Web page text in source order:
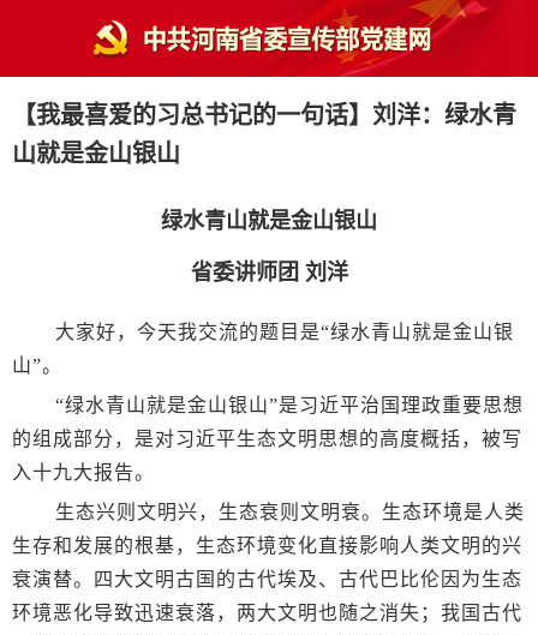
【我最喜爱的习总书记的一句话】刘洋：绿水青
山就是金山银山
绿水青山就是金山银山
省委讲师团 刘洋
大家好，今天我交流的题目是“绿水青山就是金山银
山”。
“绿水青山就是金山银山”是习近平治国理政重要思想
的组成部分，是对习近平生态文明思想的高度概括，被写
入十九大报告。
生态兴则文明兴，生态衰则文明衰。生态环境是人类
生存和发展的根基，生态环境变化直接影响人类文明的兴
衰演替。四大文明古国的古代埃及、古代巴比伦因为生态
环境恶化导致迅速衰落，两大文明也随之消失；我国古代